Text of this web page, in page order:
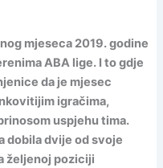
mjeseca 2019. godine
ABA lige. I to gdje
da je mjesec
igračima,
uspjehu tima.
dobila dvije od svoje
željenoj poziciji